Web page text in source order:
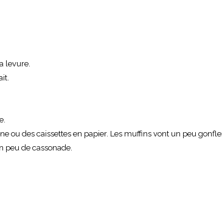
levure.
ou des caissettes en papier. Les muffins vont un peu
peu de cassonade.